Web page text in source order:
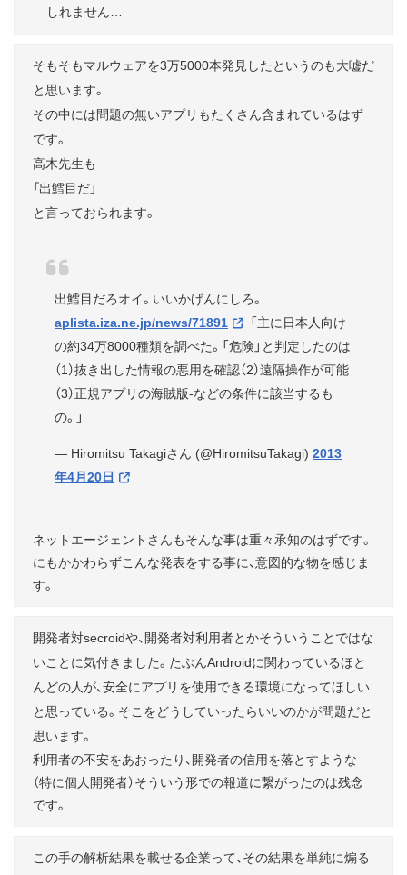
しれません…
そもそもマルウェアを3万5000本発見したというのも大嘘だ
と思います。
その中には問題の無いアプリもたくさん含まれているはず
です。
高木先生も
「出鱈目だ」
と言っておられます。
出鱈目だろオイ。いいかげんにしろ。
aplista.iza.ne.jp/news/71891
「主に日本人向け
の約34万8000種類を調べた。「危険」と判定したのは
（1）抜き出した情報の悪用を確認（2）遠隔操作が可能
（3）正規アプリの海賊版-などの条件に該当するも
の。」
— Hiromitsu Takagiさん (@HiromitsuTakagi) 2013
年4月20日
ネットエージェントさんもそんな事は重々承知のはずです。
にもかかわらずこんな発表をする事に、意図的な物を感じま
す。
開発者対secroidや、開発者対利用者とかそういうことではな
いことに気付きました。たぶんAndroidに関わっているほと
んどの人が、安全にアプリを使用できる環境になってほしい
と思っている。そこをどうしていったらいいのかが問題だと
思います。
利用者の不安をあおったり、開発者の信用を落とすような
（特に個人開発者）そういう形での報道に繋がったのは残念
です。
この手の解析結果を載せる企業って、その結果を単純に煽る